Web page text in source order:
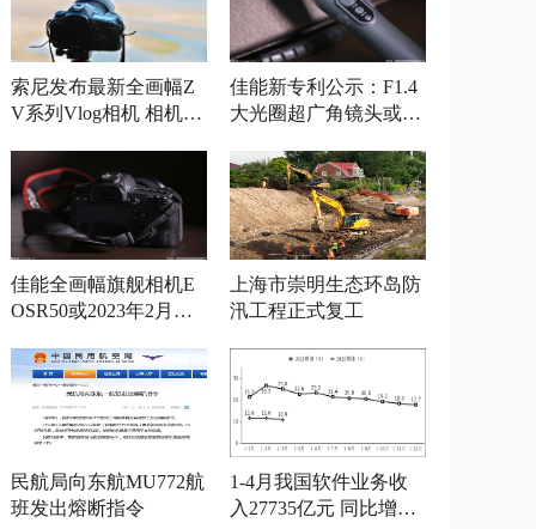
索尼发布最新全画幅Z
V系列Vlog相机 相机参
佳能新专利公示：F1.4
大光圈超广角镜头或将
佳能全画幅旗舰相机E
OSR50或2023年2月发
上海市崇明生态环岛防
汛工程正式复工
民航局向东航MU772航
班发出熔断指令
1-4月我国软件业务收
入27735亿元 同比增长1